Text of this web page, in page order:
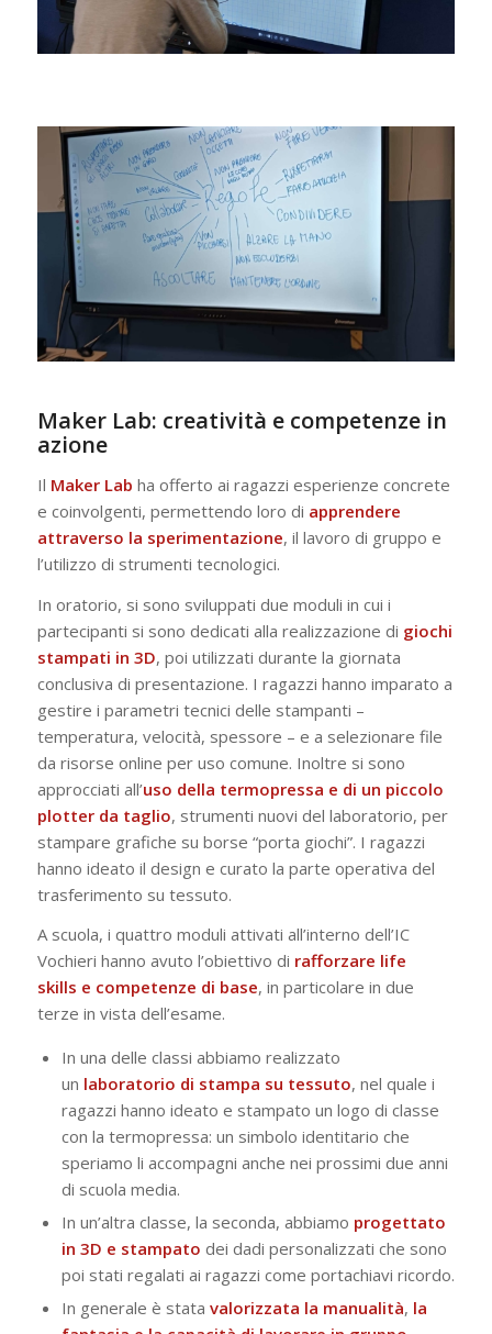
Maker Lab: creatività e competenze in
azione
Il Maker Lab ha offerto ai ragazzi esperienze concrete
e coinvolgenti, permettendo loro di apprendere
attraverso la sperimentazione, il lavoro di gruppo e
l’utilizzo di strumenti tecnologici.
In oratorio, si sono sviluppati due moduli in cui i
partecipanti si sono dedicati alla realizzazione di giochi
stampati in 3D, poi utilizzati durante la giornata
conclusiva di presentazione. I ragazzi hanno imparato a
gestire i parametri tecnici delle stampanti –
temperatura, velocità, spessore – e a selezionare file
da risorse online per uso comune. Inoltre si sono
approcciati all’uso della termopressa e di un piccolo
plotter da taglio, strumenti nuovi del laboratorio, per
stampare grafiche su borse “porta giochi”. I ragazzi
hanno ideato il design e curato la parte operativa del
trasferimento su tessuto.
A scuola, i quattro moduli attivati all’interno dell’IC
Vochieri hanno avuto l’obiettivo di rafforzare life
skills e competenze di base, in particolare in due
terze in vista dell’esame.
In una delle classi abbiamo realizzato
un laboratorio di stampa su tessuto, nel quale i
ragazzi hanno ideato e stampato un logo di classe
con la termopressa: un simbolo identitario che
speriamo li accompagni anche nei prossimi due anni
di scuola media.
In un’altra classe, la seconda, abbiamo progettato
in 3D e stampato dei dadi personalizzati che sono
poi stati regalati ai ragazzi come portachiavi ricordo.
In generale è stata valorizzata la manualità, la